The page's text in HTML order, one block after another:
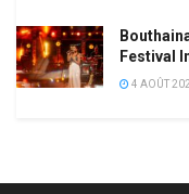
Festival
4 AOÛT